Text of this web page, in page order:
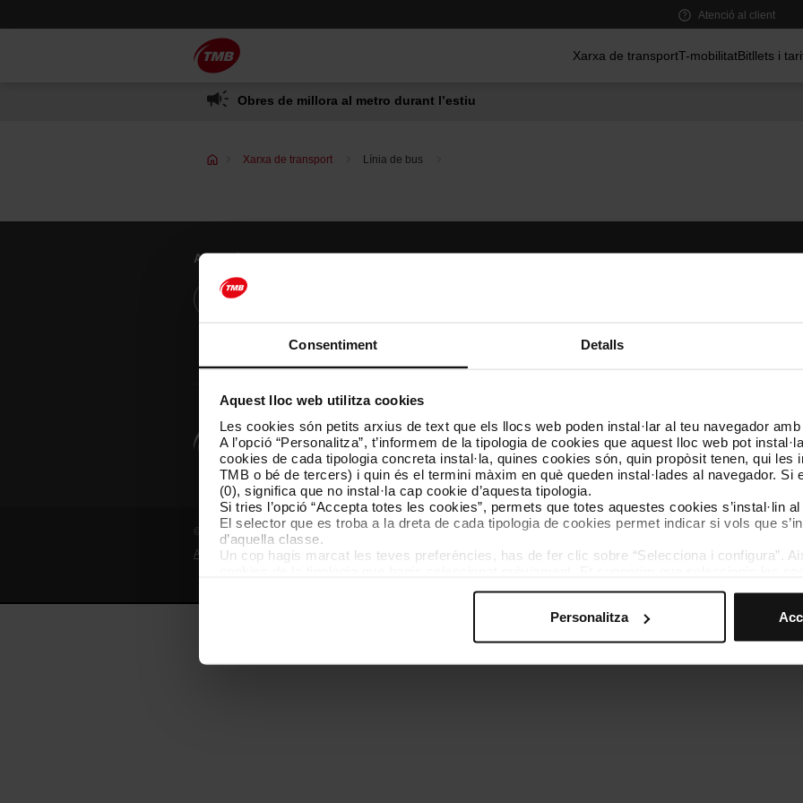
Consentiment Detalls
Aquest lloc web utilitza cookies
Les cookies són petits arxius de text que els llocs web poden instal·lar al teu navegador
A l’opció “Personalitza”, t’informem de la tipologia de cookies que aquest lloc web pot
cookies de cada tipologia concreta instal·la, quines cookies són, quin propòsit tenen, qui les
TMB o bé de tercers) i quin és el termini màxim en què queden instal·lades al navegador. Si
(0), significa que no instal·la cap cookie d’aquesta tipologia.
Si tries l’opció “Accepta totes les cookies”, permets que totes aquestes cookies s’instal·lin
El selector que es troba a la dreta de cada tipologia de cookies permet indicar si vols que
d’aquella classe.
Un cop hagis marcat les teves preferències, has de fer clic sobre “Selecciona i configura”.
perquè permeten recordar les teves opcions de navegació (com ara l’idioma) i milloren la
començar a navegar-hi. Només pots consultar la nostraPolítica de cookies
Personalitza
al
contingut
Atenció al client
Xarxa de transportT-mobilitatBitllets i
Obres de millora al metro durant l’estiu
Xarxa de transport Línia de bus
Atenció al client
Resol els teus dubtes
Segueix-nos
TMB
Coneix-nos Contacta
© Grup TMB - Tots els drets reservats
Avís legal
Política de privadesa Política de cookies Gestor de cookies Accessibilitat Mapa web